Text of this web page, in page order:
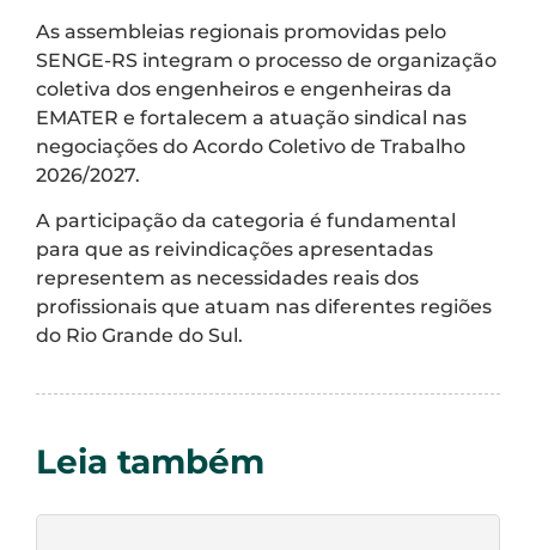
As assembleias regionais promovidas pelo
SENGE-RS integram o processo de organização
coletiva dos engenheiros e engenheiras da
EMATER e fortalecem a atuação sindical nas
negociações do Acordo Coletivo de Trabalho
2026/2027.
A participação da categoria é fundamental
para que as reivindicações apresentadas
representem as necessidades reais dos
profissionais que atuam nas diferentes regiões
do Rio Grande do Sul.
Leia também